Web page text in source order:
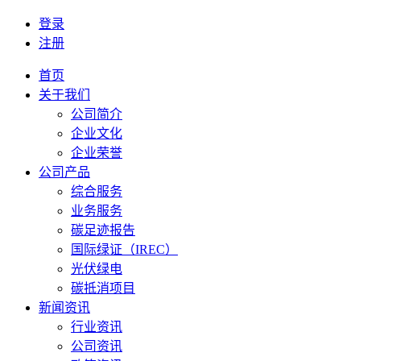
登录
注册
首页
关于我们
公司简介
企业文化
企业荣誉
公司产品
综合服务
业务服务
碳足迹报告
国际绿证（IREC）
光伏绿电
碳抵消项目
新闻资讯
行业资讯
公司资讯